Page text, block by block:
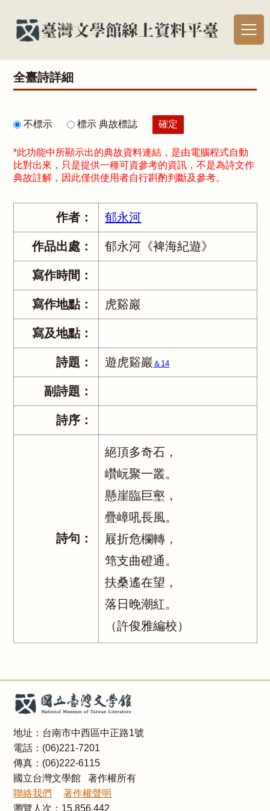
全臺詩詳細
不標示 標示 典故標誌
*此功能中所顯示出的典故資料連結，是由電腦程式自動
比對出來，只是提供一種可資參考的資訊，不是為詩文作
典故註解，因此僅供使用者自行斟酌判斷及參考。
作者： 郁永河
作品出處： 郁永河《裨海紀遊》
寫作時間：
寫作地點： 虎谿巖
寫及地點：
詩題： 遊虎谿巖 ＆14
副詩題：
詩序：
詩句：
絕頂多奇石，
巑岏聚一叢。
懸崖臨巨壑，
疊嶂吼長風。
屐折危欄轉，
筇支曲磴通。
扶桑遙在望，
落日晚潮紅。
（許俊雅編校）
地址：台南市中西區中正路1號
電話：(06)221-7201
傳真：(06)222-6115
國立台灣文學館 著作權所有
聯絡我們
著作權聲明
瀏覽人次： 15,856,442